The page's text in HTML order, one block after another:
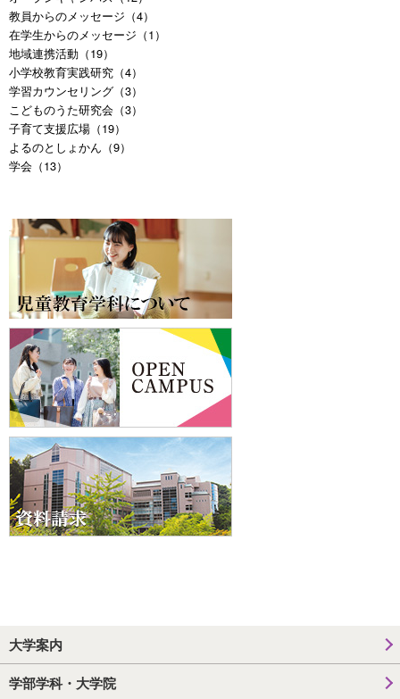
教員からのメッセージ（4）
在学生からのメッセージ（1）
地域連携活動（19）
小学校教育実践研究（4）
学習カウンセリング（3）
こどものうた研究会（3）
子育て支援広場（19）
よるのとしょかん（9）
学会（13）
大学案内
学部学科・大学院